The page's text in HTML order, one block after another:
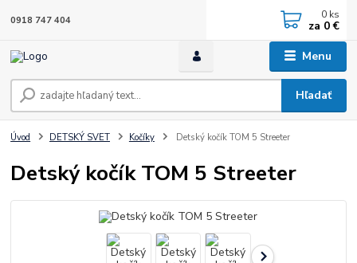
Menu
Hľadať
0918 747 404 0 ks
za 0 €
Úvod DETSKÝ SVET Kočíky Detský kočík TOM 5 Streeter
Detský kočík TOM 5 Streeter